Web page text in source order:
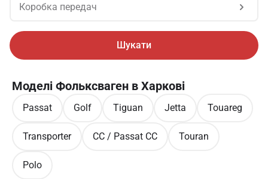
Коробка передач
Шукати
Моделі Фольксваген в Харкові
Passat Golf Tiguan Jetta Touareg
Transporter CC / Passat CC Touran
Polo